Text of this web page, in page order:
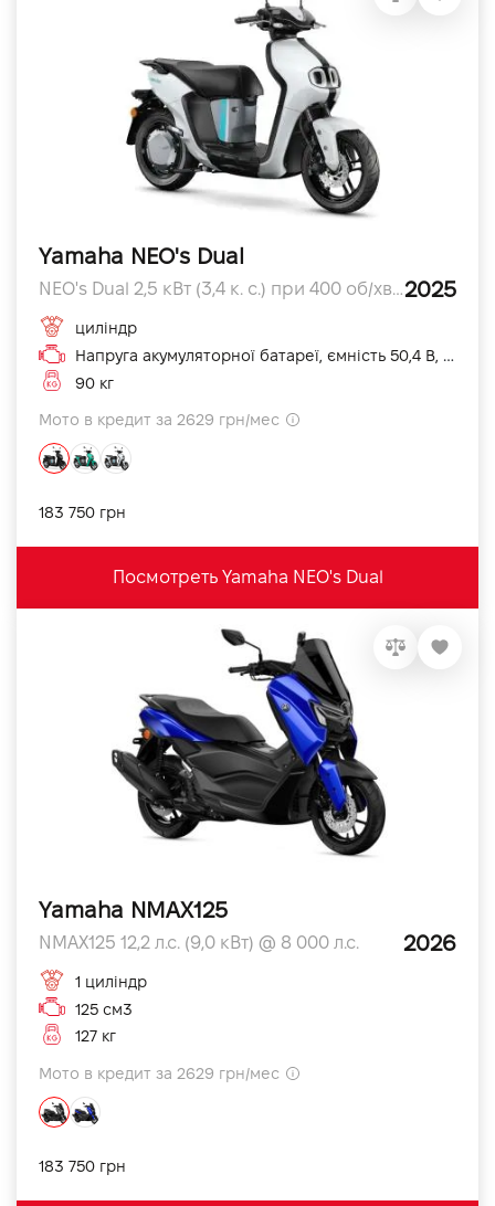
Yamaha NEO's Dual
NEO's Dual 2,5 кВт (3,4 к. с.) при 400 об/хв л.с.2025
циліндр
Напруга акумуляторної батареї, ємність 50,4 В, 19,2 А·год (5 год) см3
90 кг
Мото в кредит за 2629 грн/мес
183 750 грн
Посмотреть Yamaha NEO's Dual
Yamaha NMAX125
NMAX125 12,2 л.с. (9,0 кВт) @ 8 000 л.с. 2026
1 циліндр
125 см3
127 кг
Мото в кредит за 2629 грн/мес
183 750 грн